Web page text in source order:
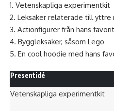
1. Vetenskapliga experimentkit
2. Leksaker relaterade till yttre
3. Actionfigurer från hans
4. Byggleksaker, såsom Lego
5. En cool hoodie med hans
Presentidé
Vetenskapliga experimentkit